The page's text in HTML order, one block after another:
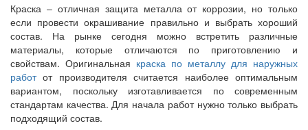
Краска – отличная защита металла от коррозии, но только
если провести окрашивание правильно и выбрать хороший
состав. На рынке сегодня можно встретить различные
материалы, которые отличаются по приготовлению и
свойствам. Оригинальная краска по металлу для наружных
работот производителя считается наиболее оптимальным
вариантом, поскольку изготавливается по современным
стандартам качества. Для начала работ нужно только выбрать
подходящий состав.